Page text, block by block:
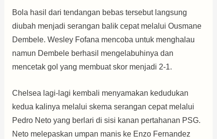
Bola hasil dari tendangan bebas tersebut langsung
diubah menjadi serangan balik cepat melalui Ousmane
Dembele. Wesley Fofana mencoba untuk menghalau
namun Dembele berhasil mengelabuhinya dan
mencetak gol yang membuat skor menjadi 2-1.
Chelsea lagi-lagi kembali menyamakan kedudukan
kedua kalinya melalui skema serangan cepat melalui
Pedro Neto yang berlari di sisi kanan pertahanan PSG.
Neto melepaskan umpan manis ke Enzo Fernandez